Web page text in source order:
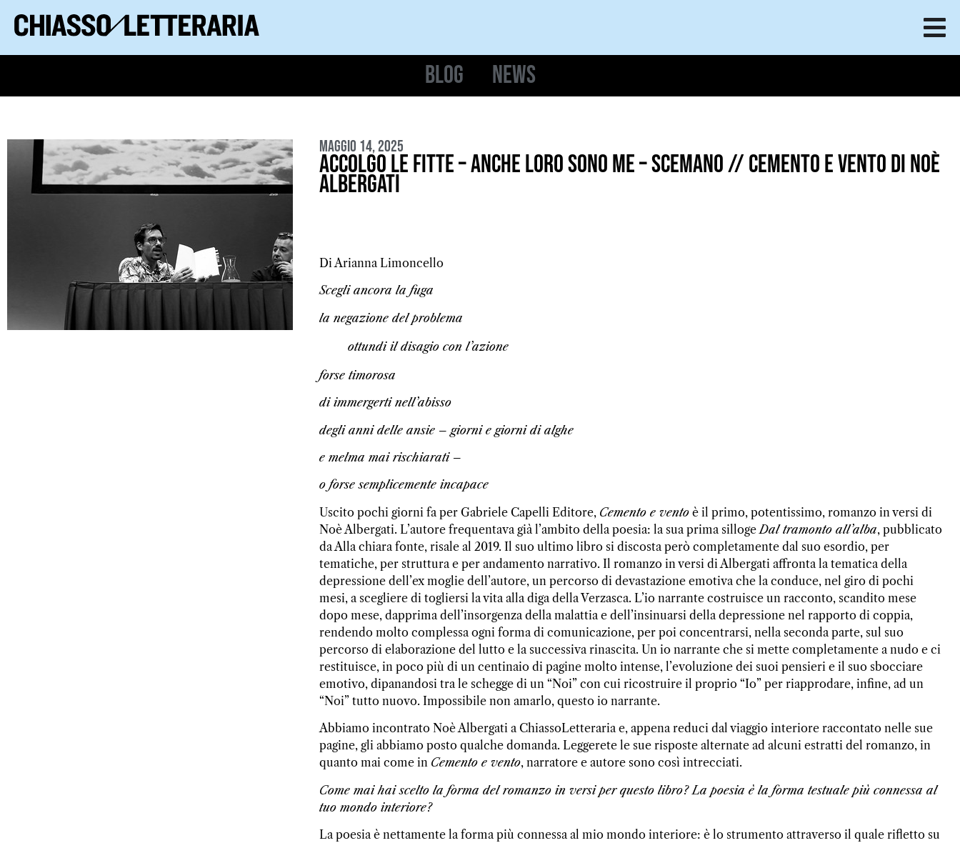
Blog News
Maggio 14, 2025
accolgo le fitte – anche loro sono me – scemano // Cemento e Vento di Noè
Albergati
Di Arianna Limoncello
Scegli ancora la fuga
la negazione del problema
ottundi il disagio con l’azione
forse timorosa
di immergerti nell’abisso
degli anni delle ansie – giorni e giorni di alghe
e melma mai rischiarati –
o forse semplicemente incapace
Uscito pochi giorni fa per Gabriele Capelli Editore, Cemento e ventoè il primo, potentissimo, romanzo in versi di
Noè Albergati. L’autore frequentava già l’ambito della poesia: la sua prima silloge Dal tramonto all’alba, pubblicato
da Alla chiara fonte, risale al 2019. Il suo ultimo libro si discosta però completamente dal suo esordio, per
tematiche, per struttura e per andamento narrativo. Il romanzo in versi di Albergati affronta la tematica della
depressione dell’ex moglie dell’autore, un percorso di devastazione emotiva che la conduce, nel giro di pochi
mesi, a scegliere di togliersi la vita alla diga della Verzasca. L’io narrante costruisce un racconto, scandito mese
dopo mese, dapprima dell’insorgenza della malattia e dell’insinuarsi della depressione nel rapporto di coppia,
rendendo molto complessa ogni forma di comunicazione, per poi concentrarsi, nella seconda parte, sul suo
percorso di elaborazione del lutto e la successiva rinascita. Un io narrante che si mette completamente a nudo e ci
restituisce, in poco più di un centinaio di pagine molto intense, l’evoluzione dei suoi pensieri e il suo sbocciare
emotivo, dipanandosi tra le schegge di un “Noi” con cui ricostruire il proprio “Io” per riapprodare, infine, ad un
“Noi” tutto nuovo. Impossibile non amarlo, questo io narrante.
Abbiamo incontrato Noè Albergati a ChiassoLetteraria e, appena reduci dal viaggio interiore raccontato nelle sue
pagine, gli abbiamo posto qualche domanda. Leggerete le sue risposte alternate ad alcuni estratti del romanzo, in
quanto mai come in Cemento e vento, narratore e autore sono così intrecciati.
Come mai hai scelto la forma del romanzo in versi per questo libro? La poesia è la forma testuale più connessa al
tuo mondo interiore?
La poesia è nettamente la forma più connessa al mio mondo interiore: è lo strumento attraverso il quale rifletto su